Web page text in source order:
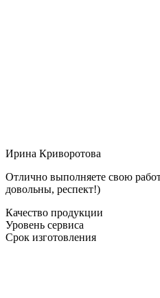
Ирина Криворотова
Отлично выполняете свою
довольны, респект!)
Качество продукции
Уровень сервиса
Срок изготовления